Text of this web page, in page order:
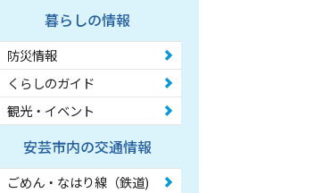
暮らしの情報
防災情報
くらしのガイド
観光・イベント
安芸市内の交通情報
ごめん・なはり線（鉄道)